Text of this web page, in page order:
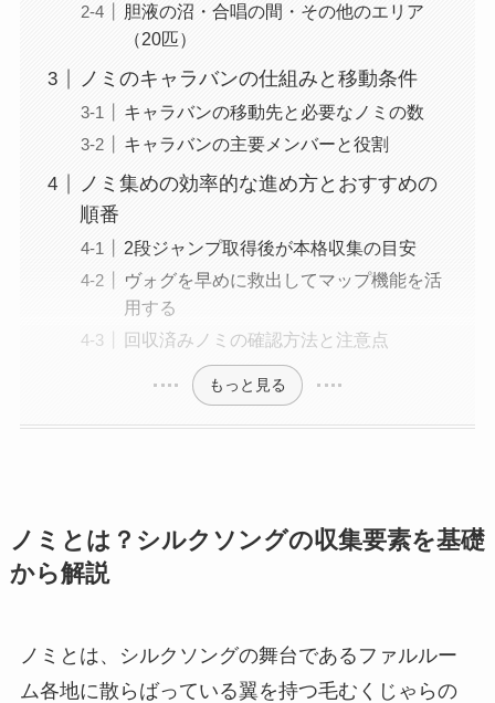
胆液の沼・合唱の間・その他のエリア
（20匹）
ノミのキャラバンの仕組みと移動条件
キャラバンの移動先と必要なノミの数
キャラバンの主要メンバーと役割
ノミ集めの効率的な進め方とおすすめの
順番
2段ジャンプ取得後が本格収集の目安
ヴォグを早めに救出してマップ機能を活
用する
回収済みノミの確認方法と注意点
もっと見る
ノミとは？シルクソングの収集要素を基礎
から解説
ノミとは、シルクソングの舞台であるファルルー
ム各地に散らばっている翼を持つ毛むくじゃらの